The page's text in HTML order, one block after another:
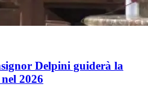
Delpini guiderà la
2026